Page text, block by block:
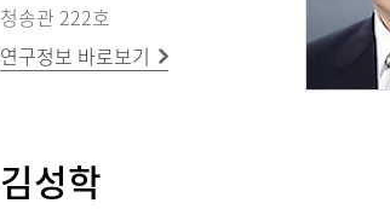
청송관 222호
연구정보 바로보기
김성학